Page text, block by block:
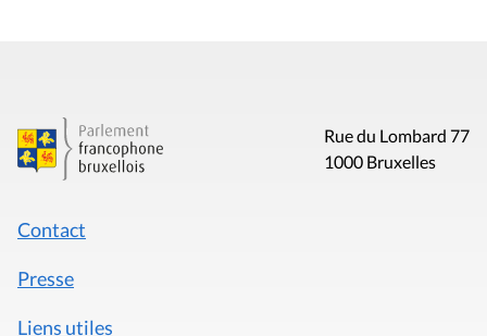
Rue du Lombard 77
1000 Bruxelles
Contact
Presse
Liens utiles